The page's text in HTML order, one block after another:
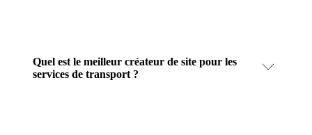
Quel est le meilleur créateur de site pour les
services de transport ?